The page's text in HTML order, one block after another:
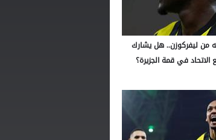
من ليفركوزن.. هل يشارك
الاتحاد في قمة الجزيرة؟